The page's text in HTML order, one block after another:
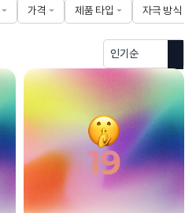
가격 제품 타입 자극 방식